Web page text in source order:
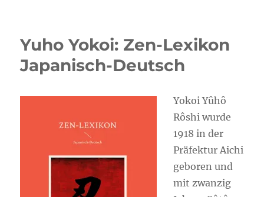
Yuho Yokoi: Zen-Lexikon
Japanisch-Deutsch
Yokoi Yûhô
Rôshi wur­de
1918 in der
Prä­fek­tur Aichi
gebo­ren und
mit zwan­zig